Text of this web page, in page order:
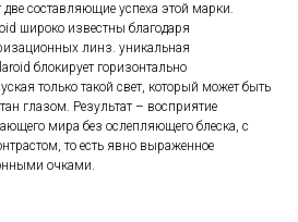
составляющие успеха этой марки.
широко известны благодаря
линз. уникальная
блокирует горизонтально
только такой свет, который может быть
глазом. Результат – восприятие
мира без ослепляющего блеска, с
то есть явно выраженное
очками.